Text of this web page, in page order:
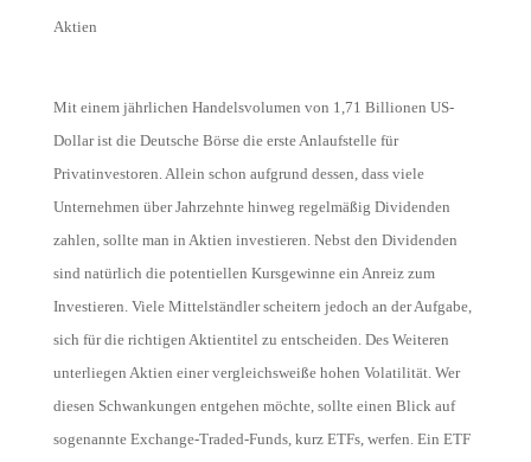
Aktien
Mit einem jährlichen Handelsvolumen von 1,71 Billionen US-
Dollar ist die Deutsche Börse die erste Anlaufstelle für
Privatinvestoren. Allein schon aufgrund dessen, dass viele
Unternehmen über Jahrzehnte hinweg regelmäßig Dividenden
zahlen, sollte man in Aktien investieren. Nebst den Dividenden
sind natürlich die potentiellen Kursgewinne ein Anreiz zum
Investieren. Viele Mittelständler scheitern jedoch an der Aufgabe,
sich für die richtigen Aktientitel zu entscheiden. Des Weiteren
unterliegen Aktien einer vergleichsweiße hohen Volatilität. Wer
diesen Schwankungen entgehen möchte, sollte einen Blick auf
sogenannte Exchange-Traded-Funds, kurz ETFs, werfen. Ein ETF